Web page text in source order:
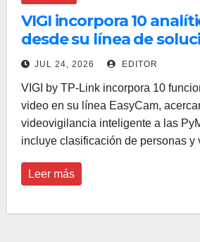
VIGI incorpora 10
desde su línea de
entrada EasyCam
JUL 24, 2026 EDITOR
VIGI by TP-Link incorpora 10
video en su línea EasyCam,
videovigilancia inteligente a las
incluye clasificación de personas
Leer más